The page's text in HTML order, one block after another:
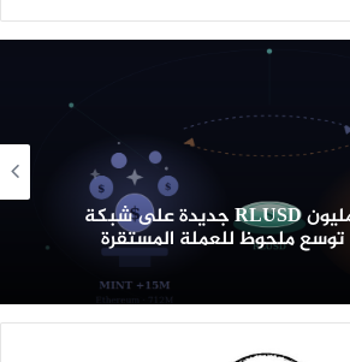
الريبل تصدر 15 مليون RLUSD جديدة على شبكة
توسع ملحوظ للعملة المستقرة